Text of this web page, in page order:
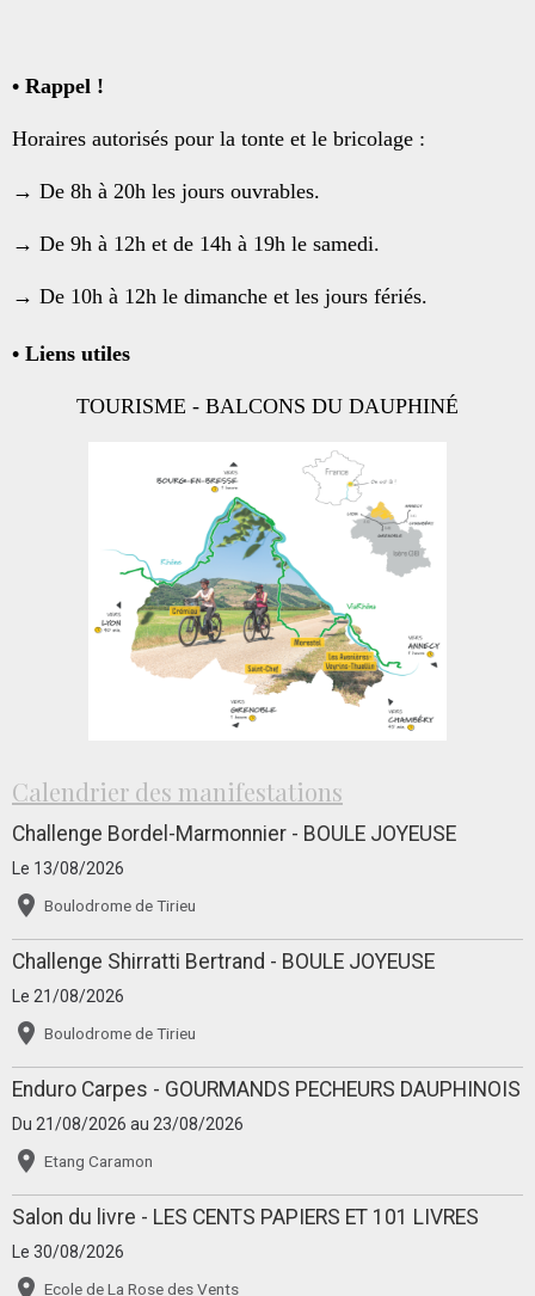
• Rappel !
Horaires autorisés pour la tonte et le bricolage :
→ De 8h à 20h les jours ouvrables.
→ De 9h à 12h et de 14h à 19h le samedi.
→ De 10h à 12h le dimanche et les jours fériés.
• Liens utiles
TOURISME - BALCONS DU DAUPHINÉ
Calendrier des manifestations
Challenge Bordel-Marmonnier - BOULE JOYEUSE
Le 13/08/2026
Boulodrome de Tirieu
Challenge Shirratti Bertrand - BOULE JOYEUSE
Le 21/08/2026
Boulodrome de Tirieu
Enduro Carpes - GOURMANDS PECHEURS DAUPHINOIS
Du 21/08/2026 au 23/08/2026
Etang Caramon
Salon du livre - LES CENTS PAPIERS ET 101 LIVRES
Le 30/08/2026
Ecole de La Rose des Vents